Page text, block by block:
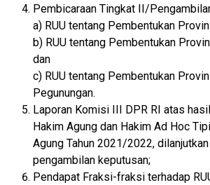
Pembicaraan Tingkat II/
a) RUU tentang Pembentukan
b) RUU tentang Pembentukan
dan
c) RUU tentang Pembentukan
Pegunungan.
Laporan Komisi III DPR RI atas
Hakim Agung dan Hakim Ad Hoc
Agung Tahun 2021/2022,
pengambilan keputusan;
Pendapat Fraksi-fraksi terhadap